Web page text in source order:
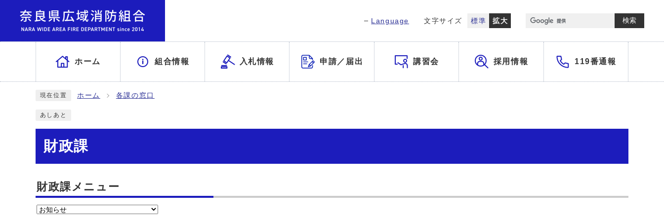
Language 文字サイズ 標準 拡大 検索
ホーム 組合情報 入札情報 申請／届出 講習会 採用情報 119番通報
現在位置 ホーム 各課の窓口
あしあと
財政課
財政課メニュー